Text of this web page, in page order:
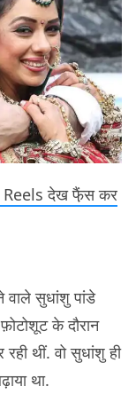
Reels देख फै़ंस कर
वाले सुधांशु पांडे
के दौरान
थीं. वो सुधांशु ही
था.